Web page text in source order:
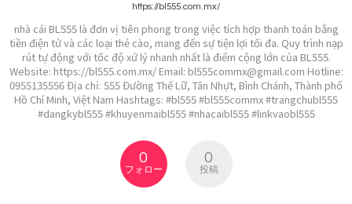
https://bl555.com.mx/
nhà cái BL555 là đơn vị tiên phong trong việc tích hợp thanh toán bằng
tiền điện tử và các loại thẻ cào, mang đến sự tiện lợi tối đa. Quy trình nạp
rút tự động với tốc độ xử lý nhanh nhất là điểm cộng lớn của BL555.
Website: https://bl555.com.mx/ Email: bl555commx@gmail.com Hotline:
0955135556 Địa chỉ: 555 Đường Thế Lữ, Tân Nhựt, Bình Chánh, Thành phố
Hồ Chí Minh, Việt Nam Hashtags: #bl555 #bl555commx #trangchubl555
#dangkybl555 #khuyenmaibl555 #nhacaibl555 #linkvaobl555
0
フォロー
0
投稿